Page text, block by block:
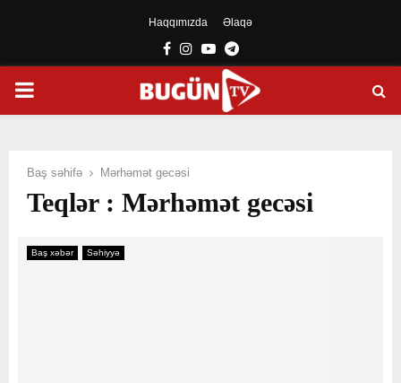
Haqqımızda Əlaqə
Facebook
Instagram
YoutubeTelegram
PRIMARY
Baş səhifə Mərhəmət gecəsi
Teqlər : Mərhəmət gecəsi
Baş xəbər Səhiyyə